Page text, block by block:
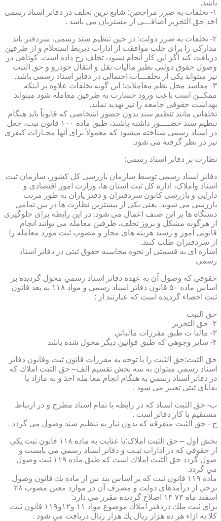
باشد.
۱- تخلفات به ضرر مراجعین: شایع ترین تخلف در دفاتر اسناد رسمی
اخذ حق التحریر اضافـــی از مشتریان می باشد .
۲- تخلفات به ضرر دولت: در حین تنظیم سند رسمی، سردفتر باید
مدارکی را برای جلب موافقت از ادارات ذیربط استعلام و از طرفین
دریافت کند اگر این کار انجام نشود، تخلف رخ داده است. کوتاهی در
وصول حقوق دولتی نظیر مالیات نقل و انتقال خودرو و حق الثبت
نیز میتواند یکی از تخلفـــات احتمالی در دفاتر اسناد رسمی باشد.
۳- مفاسد مخل نظم معاملات: این گونه تخلفات علاوه بر اینکه
ممکــن است باعث ورود خسارت به طرفین معامله شود میتواند
بهداشت حقوقی جامعه را نیز تهدید نماید.
تخلفاتی مانند تنظیم سند بدون حضور اشخاصی که قانوناً باید هنگام
تنظیم سند حضــــور داشته باشند، طبق ماده ۱۰۰ قانون ثبت، جعل
در اسناد رسمی شناخته میشود که معمولاً برای آنها مجـازات کیفری
نیز در نظر گرفته می شود.
نظارت بر دفاتر اسناد رسمی:
دفاتر اسناد رسمی توسط سازمان بازرسی کل کشور، سازمان ثبت
اسناد واملاک، اداره کل ثبت استان ها، وزارت امور اقتصادی و
دارایی و بازرسی کانون سردفتران و دفتر یاران به طور مرتب
بازرسی می شوند. یعنی یکی از بیشترین نظارت ها در بین تمامی
دستگاه ها بر این صنف اعمال می شود. در این رابطه برای جلوگیری
از هرگونه مشکل و بروز تخلف، طرفین معامله می توانند انجام
قانونی امور و رسید هزینه های مجاز و مصوب ثبت مورد معامله را
از سردفتران طلب کنند.
اشاره ای به قسمتی از نحوه محاسبه حقوق ثبتی در دفاتر اسناد
رسمی
حقوقي كه وصول آن به عهده دفاتر اسناد رسمي محول گرديده بر
اساس ماده ۵۰ قانون دفاتر اسناد رسمي و مواد ۱۱۸ به بعد قانون
ثبت احصاء گرديده است كه عبارتند از :
حق الثبت
۲- حق التحرير
۳- ماليا ت طبق مقررات مالياتي
۴- ساير وجوهي كه طبق قوانين ديگر محول شده باشد
حق الثبت:حق الثبت را با توجه به مقررات قانون ثبت وقانون دفاتر
اسناد رسمي ميتوان به سه بخش تقسيم الف– حق الثبت املاك كه
در دفاتر اسناد رسمي به هنگام انجام معا مله اخذ و به مازاد يا
بقاياي ثبتی تعبیر می شود .
ب- حق الثبت اسناد كه در رابطه با تمام اسناد مطرح و در ارتباط
مستقيم با كار دفاتر است .
ج - حق الثبت متفرقه كه بدون نياز به تنظیم سند وصول می گردد .
بخش اول – حق الثبت املاک:با عنايت به ماده ۱۱۸ قانون ثبت يكي
از حقوقي كه در ادارات ثبـت و دفاتر اسناد رسمي مي بايست و
صول گردد حق الثبت املاك است كه طبق ماده ۱۱۹ ثبت وصول
مي گردد.
ماده ۱۱۹ قانون ثبت كه بر اساس بند س از ماده يك قانون وصول
برخي از درآمدهاي دولت و مصرف آن در موارد معين مصوب ۲۸
اسفند ماه ۷۳ ۱۳ اصلاح گرديده مقرر مي دارد:
براي ثبت ملك دردفتر املاك موضوع مواد ۱۱ و۱۲و۱۱۹ قانون ثبت
كلا به ازاء هر ده هزار ريال يك هزار ريال دريافت مي شود .